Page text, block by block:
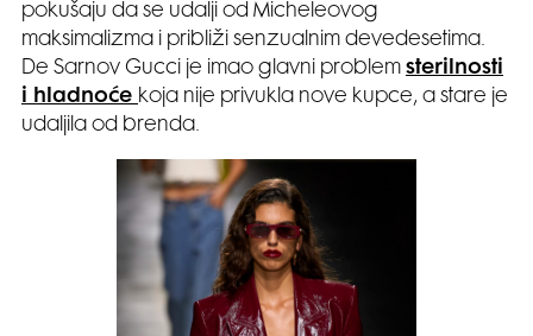
pokušaju da se udalji od Micheleovog
maksimalizma i približi senzualnim devedesetima.
De Sarnov Gucci je imao glavni problem sterilnosti
i hladnoće koja nije privukla nove kupce, a stare je
udaljila od brenda.